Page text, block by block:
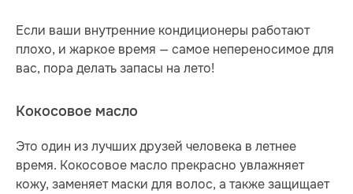
Если ваши внутренние кондиционеры работают
плохо, и жаркое время — самое непереносимое для
вас, пора делать запасы на лето!
Кокосовое масло
Это один из лучших друзей человека в летнее
время. Кокосовое масло прекрасно увлажняет
кожу, заменяет маски для волос, а также защищает